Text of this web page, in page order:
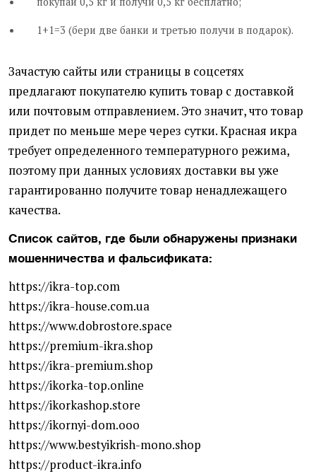
1+1=3 (бери две банки и третью получи в подарок).
Зачастую сайты или страницы в соцсетях
предлагают покупателю купить товар с доставкой
или почтовым отправлением. Это значит, что товар
придет по меньше мере через сутки. Красная икра
требует определенного температурного режима,
поэтому при данных условиях доставки вы уже
гарантированно получите товар ненадлежащего
качества.
Список сайтов, где были обнаружены признаки
мошенничества и фальсификата:
https://ikra-top.com
https://ikra-house.com.ua
https://www.dobrostore.space
https://premium-ikra.shop
https://ikra-premium.shop
https://ikorka-top.online
https://ikorkashop.store
https://ikornyi-dom.ooo
https://www.bestyikrish-mono.shop
https://product-ikra.info